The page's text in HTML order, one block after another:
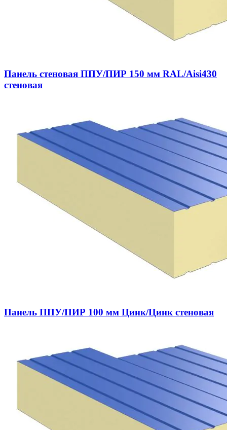
Панель стеновая ППУ/ПИР 150 мм RAL/Aisi430
стеновая
Панель ППУ/ПИР 100 мм Цинк/Цинк стеновая